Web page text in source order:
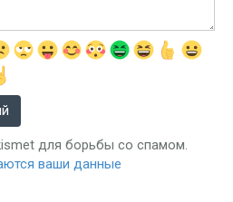
для борьбы со спамом.
ваши данные